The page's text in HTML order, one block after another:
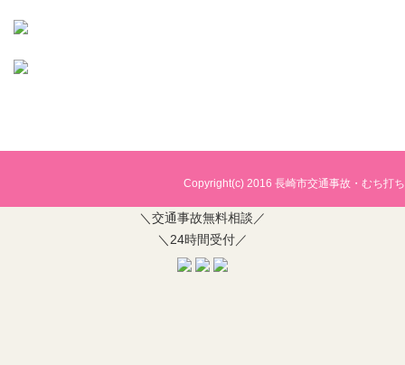
Copyright(c) 2016 長崎市交通事故・むち打
＼交通事故無料相談／
＼24時間受付／